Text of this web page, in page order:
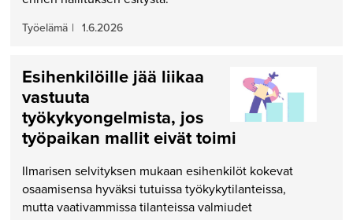
Työelämä | 1.6.2026
Esihenkilöille jää liikaa
vastuuta
työkykyongelmista, jos
työpaikan mallit eivät toimi
Ilmarisen selvityksen mukaan esihenkilöt kokevat
osaamisensa hyväksi tutuissa työkykytilanteissa,
mutta vaativammissa tilanteissa valmiudet